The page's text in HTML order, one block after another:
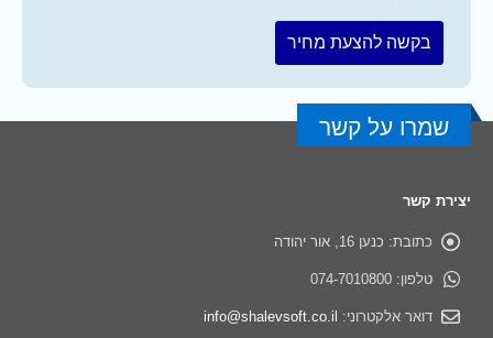
שמרו על קשר
יצירת קשר
כתובת: כנען 16, אור יהודה
טלפון: 074-7010800
דואר אלקטרוני: info@shalevsoft.co.il